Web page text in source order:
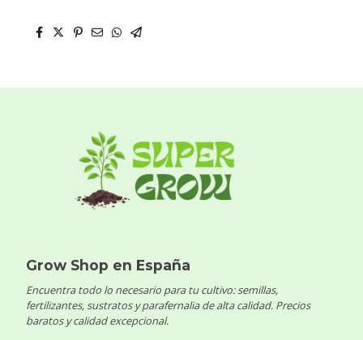
Grow Shop en España
Encuentra todo lo necesario para tu cultivo: semillas,
fertilizantes, sustratos y parafernalia de alta calidad. Precios
baratos y calidad excepcional.